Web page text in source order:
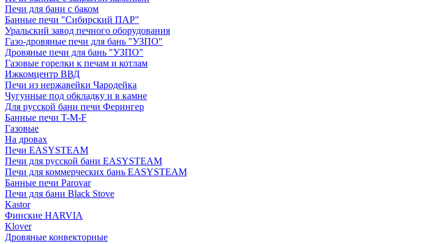
Печи для бани с баком
Банные печи "Сибирский ПАР"
Уральский завод печного оборудования
Газо-дровяные печи для бань "УЗПО"
Дровяные печи для бань "УЗПО"
Газовые горелки к печам и котлам
Ижкомцентр ВВД
Печи из нержавейки Чародейка
Чугунные под обкладку и в камне
Для русской бани печи Ферингер
Банные печи T-M-F
Газовые
На дровах
Печи EASYSTEAM
Печи для русской бани EASYSTEAM
Печи для коммерческих бань EASYSTEAM
Банные печи Parovar
Печи для бани Black Stove
Kastor
Финские HARVIA
Klover
Дровяные конвекторные